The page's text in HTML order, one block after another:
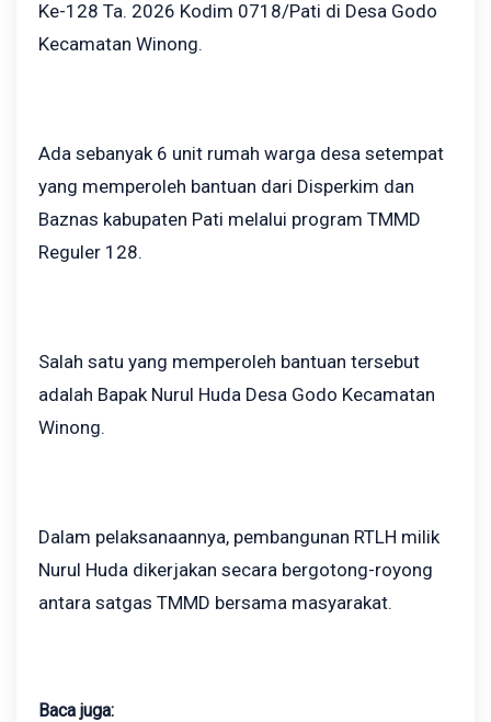
Ke-128 Ta. 2026 Kodim 0718/Pati di Desa Godo
Kecamatan Winong.
Ada sebanyak 6 unit rumah warga desa setempat
yang memperoleh bantuan dari Disperkim dan
Baznas kabupaten Pati melalui program TMMD
Reguler 128.
Salah satu yang memperoleh bantuan tersebut
adalah Bapak Nurul Huda Desa Godo Kecamatan
Winong.
Dalam pelaksanaannya, pembangunan RTLH milik
Nurul Huda dikerjakan secara bergotong-royong
antara satgas TMMD bersama masyarakat.
Baca juga: